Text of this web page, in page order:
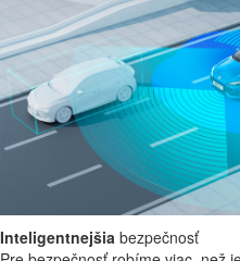
Pocíťte čistý pôžitok z jazdy s
HEV Plus a vysokokapacitnou
sú nízke, zatiaľ čo vy si užívate
jazdu. Pokoj v duši sa stretáva s
Inteligentnejšia bezpečnosť